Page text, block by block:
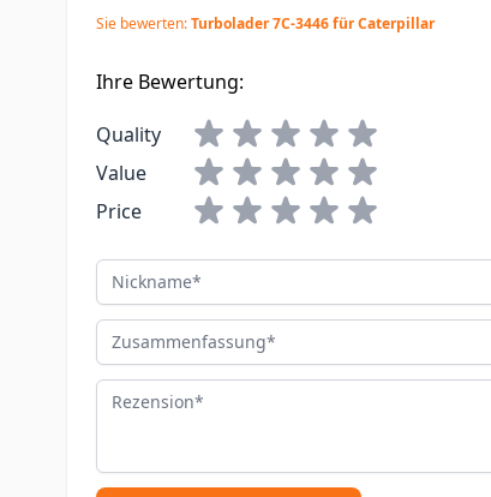
Sie bewerten:Turbolader 7C-3446 für Caterpillar
Ihre Bewertung:
Quality
Value
Price
Nickname
Zusammenfassung
Rezension